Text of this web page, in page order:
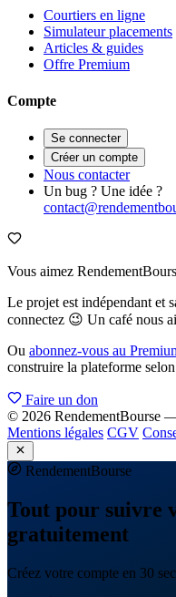
Courtiers en ligne
Simulateur placements
Articles & guides
Offre Premium
Compte
Se connecter
Créer un compte
Nous contacter
Un bug ? Une idée ?
Vous aimez
Le projet est indépendant et
connectez 😉 Un café nous
Ou abonnez-vous au
construire la plateforme
Faire un don
© 2026 RendementBourse
Mentions légales CGV
RendementBourse
Tout pour suivre
gratuitement
Créez votre compte en 30